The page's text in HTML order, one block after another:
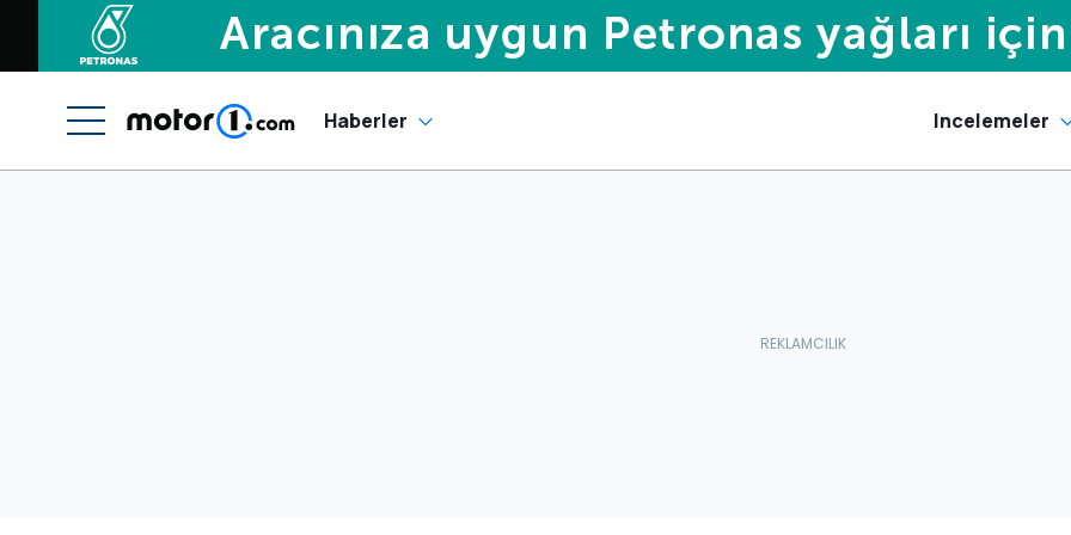
Haberler Incelemeler